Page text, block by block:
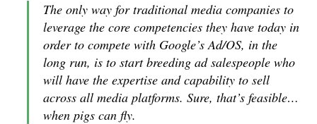
The only way for traditional media companies to
leverage the core competencies they have today in
order to compete with Google’s Ad/OS, in the
long run, is to start breeding ad salespeople who
will have the expertise and capability to sell
across all media platforms. Sure, that’s feasible…
when pigs can fly.